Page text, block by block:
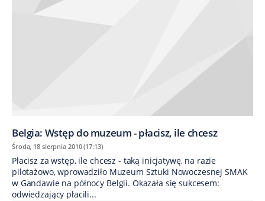
Belgia: Wstęp do muzeum - płacisz, ile chcesz
Środa, 18 sierpnia 2010 (17:13)
Płacisz za wstęp, ile chcesz - taką inicjatywę, na razie
pilotażowo, wprowadziło Muzeum Sztuki Nowoczesnej SMAK
w Gandawie na północy Belgii. Okazała się sukcesem:
odwiedzający płacili...